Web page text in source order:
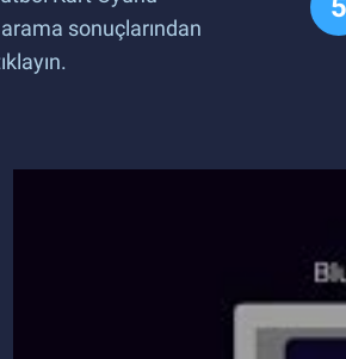
sonuçlarından